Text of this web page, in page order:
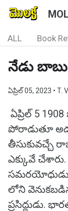
ALL Book
నేడు
ఏప్రిల్ 05, 2023 • T.
ఏప్రిల్ 5
పోరాడుతూ
తీసుకువచ్చే
ఎక్కువే
సమరయోధుడు.
లోని
ప్రసిద్ధుడు.